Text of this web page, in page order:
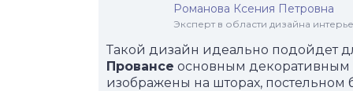
Романова Ксения Петровна
Эксперт в области дизайна
Такой дизайн идеально подойдет
Провансе основным декоративным
изображены на шторах, постельном